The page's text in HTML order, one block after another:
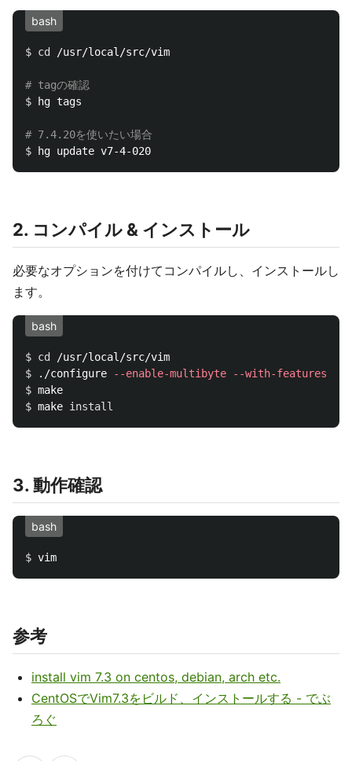
bash
$ cd /usr/local/src/vim
# tagの確認
$
hg tags
# 7.4.20を使いたい場合
$
2. コンパイル & インストール
必要なオプションを付けてコンパイルし、インストールし
ます。
bash
$ cd
$
./configure --enable-multibyte --with-features
$
$ make install
3. 動作確認
bash
$
参考
install vim 7.3 on centos, debian, arch etc.
CentOSでVim7.3をビルド、インストールする - でぶ
ろぐ